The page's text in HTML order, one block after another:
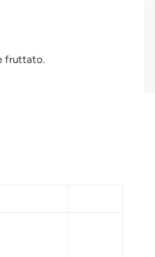
fruttato.